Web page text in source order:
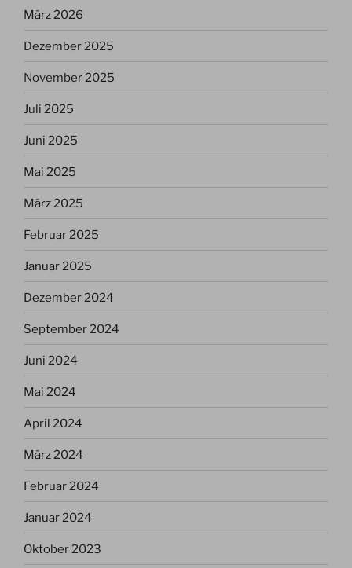
März 2026
Dezember 2025
November 2025
Juli 2025
Juni 2025
Mai 2025
März 2025
Februar 2025
Januar 2025
Dezember 2024
September 2024
Juni 2024
Mai 2024
April 2024
März 2024
Februar 2024
Januar 2024
Oktober 2023